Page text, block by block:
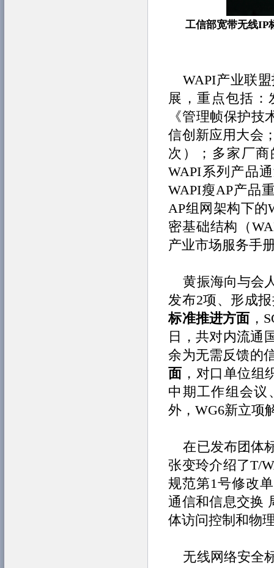
工信部宽带无线IP
WAPI产业联
展，重点包括：
《管理帧保护
信创新应用大会
次）；多家厂
WAPI系列产品
WAPI瘦AP产品
AP组网架构下的
密基础结构（
产业市场服务手
黄振海向与会
发布2项、形成
标准推进方面 ，
日，共对内流通
余为无需反馈的
面 ，对口单位组
中期工作组会议
外，WG6新立项
在已发布团体
张变玲介绍了T/
规范第1号修改
通信和信息交换
体访问控制和物
无线网络安全